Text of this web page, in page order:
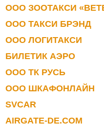
ООО ЗООТАКСИ
ООО ТАКСИ БРЭНД
ООО ЛОГИТАКСИ
БИЛЕТИК АЭРО
ООО ТК РУСЬ
ООО ШКАФОНЛАЙН
SVCAR
AIRGATE-DE.COM